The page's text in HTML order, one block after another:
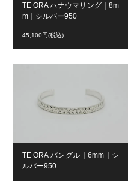
TE ORA ハナウマリング｜8m
m｜シルバー950
45,100円(税込)
TE ORA バングル｜6mm｜シ
ルバー950